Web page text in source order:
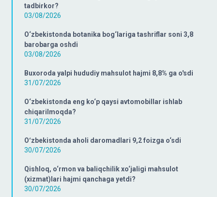
tadbirkor?
03/08/2026
O‘zbekistonda botanika bog‘lariga tashriflar soni 3,8
barobarga oshdi
03/08/2026
Buxoroda yalpi hududiy mahsulot hajmi 8,8% ga o'sdi
31/07/2026
O‘zbekistonda eng ko‘p qaysi avtomobillar ishlab
chiqarilmoqda?
31/07/2026
Oʻzbekistonda aholi daromadlari 9,2 foizga o‘sdi
30/07/2026
Qishloq, o‘rmon va baliqchilik xo‘jaligi mahsulot
(xizmat)lari hajmi qanchaga yetdi?
30/07/2026